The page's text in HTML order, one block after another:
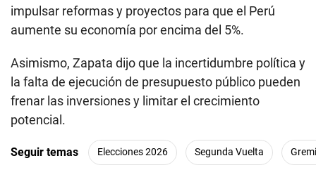
impulsar reformas y proyectos para que el Perú
aumente su economía por encima del 5%.
Asimismo, Zapata dijo que la incertidumbre política y
la falta de ejecución de presupuesto público pueden
frenar las inversiones y limitar el crecimiento
potencial.
Seguir temas Elecciones 2026 Segunda Vuelta